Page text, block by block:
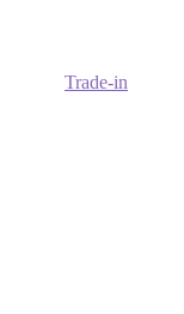
Trade-in